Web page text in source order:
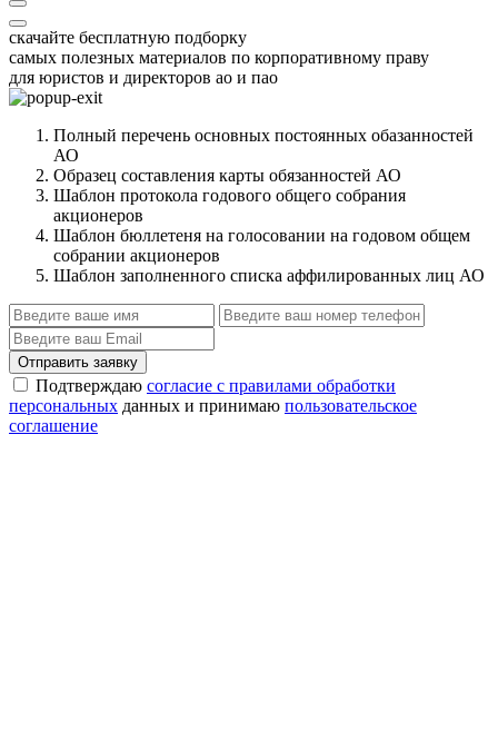
скачайте бесплатную подборку
самых полезных материалов по корпоративному праву
для юристов и директоров ао и пао
Полный перечень основных постоянных обазанностей
АО
Образец составления карты обязанностей АО
Шаблон протокола годового общего собрания
акционеров
Шаблон бюллетеня на голосовании на годовом общем
собрании акционеров
Шаблон заполненного списка аффилированных лиц АО
Отправить заявку
Подтверждаю согласие с правилами обработки
персональных данных и принимаю пользовательское
соглашение